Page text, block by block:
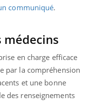
communiqué.
médecins
en charge efficace
par la compréhension
et une bonne
des renseignements